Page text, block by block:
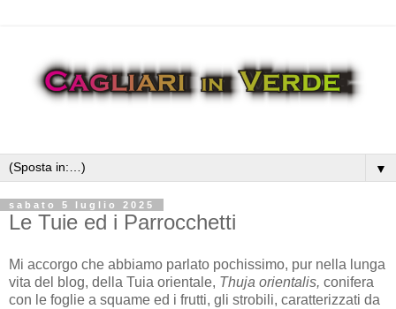
▼
sabato 5 luglio 2025
Le Tuie ed i Parrocchetti
Mi accorgo che abbiamo parlato pochissimo, pur nella lunga
vita del blog, della Tuia orientale, Thuja orientalis, conifera
con le foglie a squame ed i frutti, gli strobili, caratterizzati da